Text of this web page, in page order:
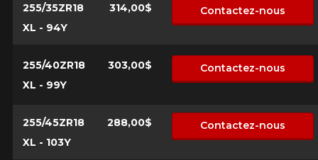
255/35ZR18
XL - 94Y
314,00$ Contactez-nous
255/40ZR18
XL - 99Y
303,00$ Contactez-nous
255/45ZR18
XL - 103Y
288,00$ Contactez-nous